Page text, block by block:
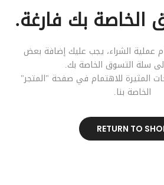
الخاصة بك فارغة.
عملية الشراء، يجب عليك إضافة بعض
سلة التسوق الخاصة بك.
المثيرة للاهتمام في صفحة "المتجر"
الخاصة بنا.
RETURN TO